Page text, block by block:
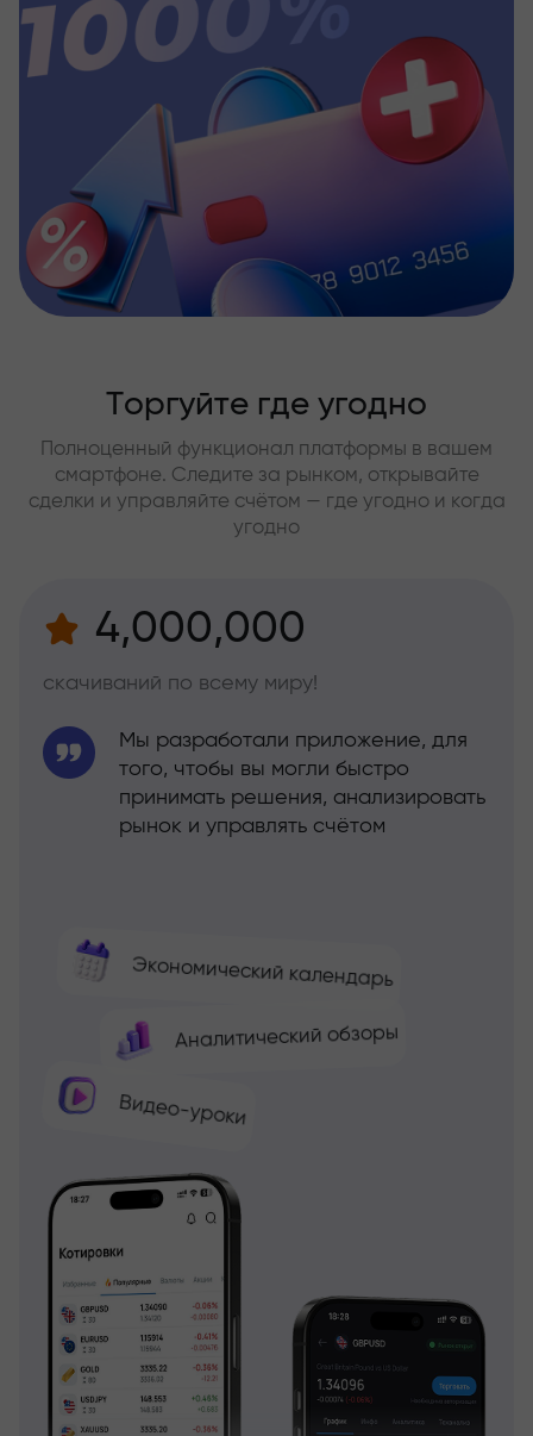
Торгуйте где угодно
Полноценный функционал платформы в вашем
смартфоне. Следите за рынком, открывайте
сделки и управляйте счётом — где угодно и когда
угодно
4,000,000
скачиваний по всему миру!
Экономический календарь
Аналитический обзоры
Видео-уроки
Мы разработали приложение, для
того, чтобы вы могли быстро
принимать решения, анализировать
рынок и управлять счётом